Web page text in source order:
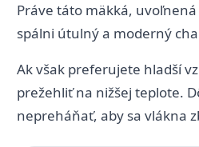
Práve táto mäkká,
spálni útulný a moderný
Ak však preferujete hladší
prežehliť na nižšej teplote.
nepreháňať, aby sa vlákna